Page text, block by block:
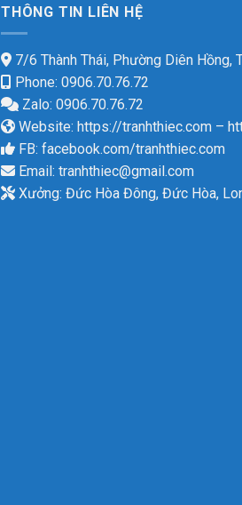
THÔNG TIN LIÊN HỆ
7/6 Thành Thái, Phường Diên Hồng,
Phone: 0906.70.76.72
Zalo: 0906.70.76.72
Website: https://tranhthiec.com –
FB: facebook.com/tranhthiec.com
Email: tranhthiec@gmail.com
Xưởng: Đức Hòa Đông, Đức Hòa,